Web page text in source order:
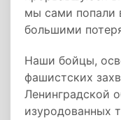
мы сами попали
большими
Наши бойцы,
фашистских
Ленинградской
изуродованных